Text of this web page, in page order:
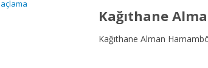
Kağıthane
Kağıthane Alman